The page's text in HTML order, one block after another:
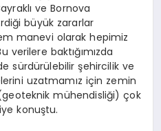
ve Bornova
büyük zararlar
manevi olarak hepimiz
verilere baktığımızda
sürdürülebilir şehircilik ve
uzatmamız için zemin
mühendisliği) çok
konuştu.